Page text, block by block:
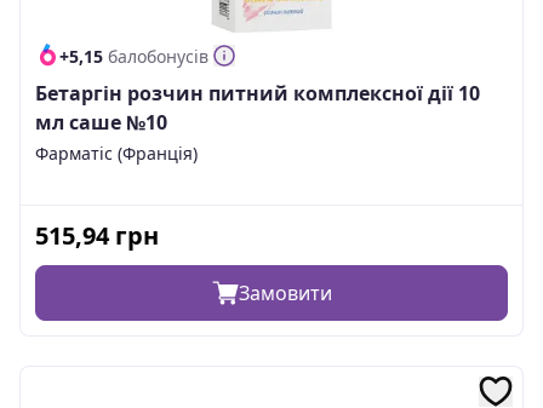
+5,15 балобонусів
Бетаргін розчин питний комплексної дії 10
мл саше №10
Фарматіс (Франція)
515,94грн
Замовити